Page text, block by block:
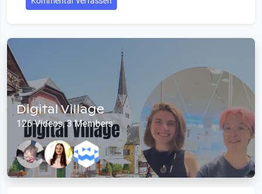
Digital Village
126 Videos, 3 Members